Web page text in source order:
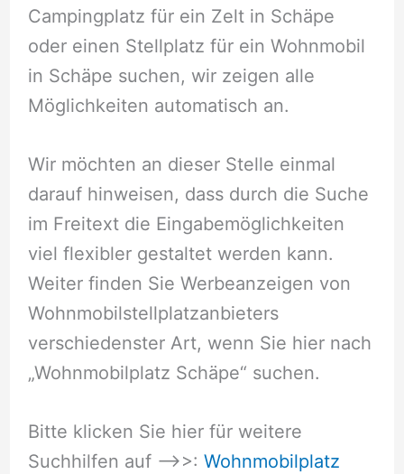
Campingplatz für ein Zelt in Schäpe
oder einen Stellplatz für ein Wohnmobil
in Schäpe suchen, wir zeigen alle
Möglichkeiten automatisch an.
Wir möchten an dieser Stelle einmal
darauf hinweisen, dass durch die Suche
im Freitext die Eingabemöglichkeiten
viel flexibler gestaltet werden kann.
Weiter finden Sie Werbeanzeigen von
Wohnmobilstellplatzanbieters
verschiedenster Art, wenn Sie hier nach
„Wohnmobilplatz Schäpe“ suchen.
Bitte klicken Sie hier für weitere
Suchhilfen auf –>>: Wohnmobilplatz